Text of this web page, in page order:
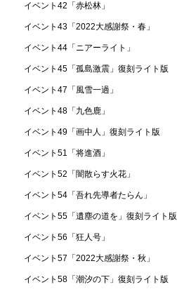
イベント42「赤松林」
イベント43「2022大感謝祭・春」
イベント44「ニアーライト」
イベント45「孤島激震」復刻ライト版
イベント47「風雪一過」
イベント48「九色鹿」
イベント49「画中人」復刻ライト版
イベント51「将進酒」
イベント52「闇散らす火花」
イベント54「吾れ先導者たらん」
イベント55「遺塵の道を」復刻ライト版
イベント56「狂人号」
イベント57「2022大感謝祭・秋」
イベント58「潮汐の下」復刻ライト版